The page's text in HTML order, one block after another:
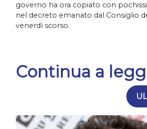
governo ha ora copiato con
nel decreto emanato dal Consiglio
venerdì scorso.
Continua a